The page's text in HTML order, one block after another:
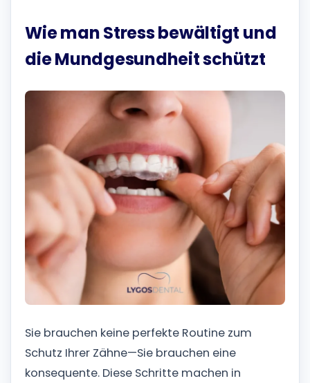
Wie man Stress bewältigt und
die Mundgesundheit schützt
Sie brauchen keine perfekte Routine zum
Schutz Ihrer Zähne—Sie brauchen eine
konsequente. Diese Schritte machen in